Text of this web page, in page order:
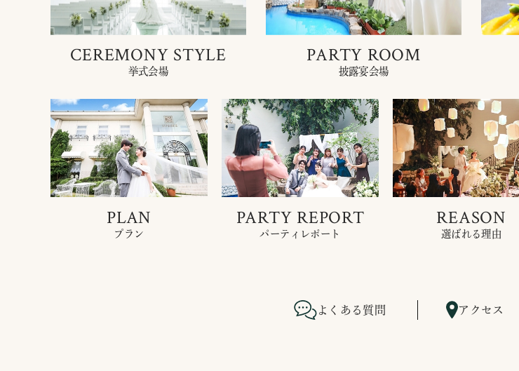
CEREMONY STYLE
挙式会場
PARTY ROOM
披露宴会場
PLAN
プラン
PARTY REPORT
パーティレポート
REASON
選ばれる理由
よくある質問 アクセス